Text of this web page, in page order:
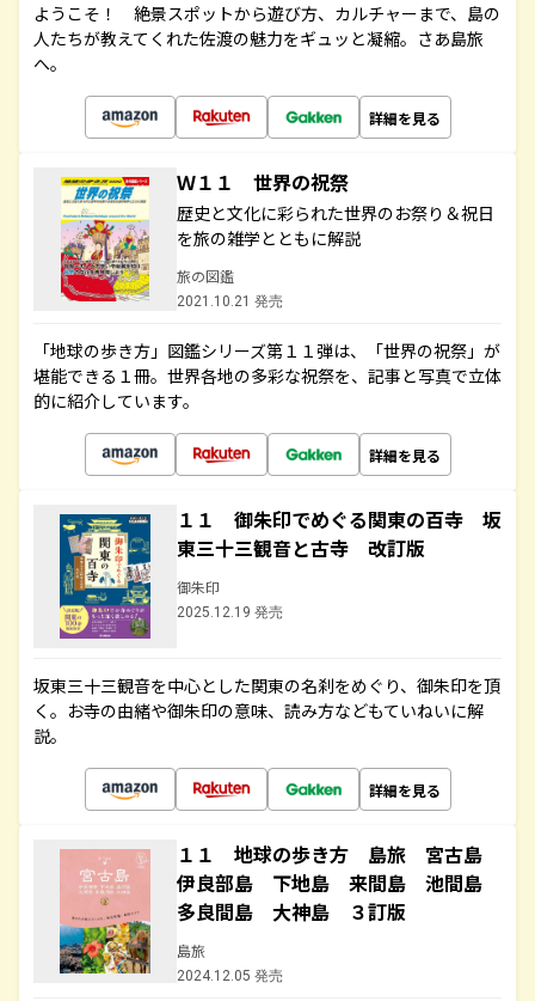
ようこそ！ 絶景スポットから遊び方、カルチャーまで、島の
人たちが教えてくれた佐渡の魅力をギュッと凝縮。さあ島旅
へ。
詳細を見る
Ｗ１１ 世界の祝祭
歴史と文化に彩られた世界のお祭り＆祝日
を旅の雑学とともに解説
旅の図鑑
2021.10.21 発売
「地球の歩き方」図鑑シリーズ第１１弾は、「世界の祝祭」が
堪能できる１冊。世界各地の多彩な祝祭を、記事と写真で立体
的に紹介しています。
詳細を見る
１１ 御朱印でめぐる関東の百寺 坂
東三十三観音と古寺 改訂版
御朱印
2025.12.19 発売
坂東三十三観音を中心とした関東の名刹をめぐり、御朱印を頂
く。お寺の由緒や御朱印の意味、読み方などもていねいに解
説。
詳細を見る
１１ 地球の歩き方 島旅 宮古島
伊良部島 下地島 来間島 池間島
多良間島 大神島 ３訂版
島旅
2024.12.05 発売